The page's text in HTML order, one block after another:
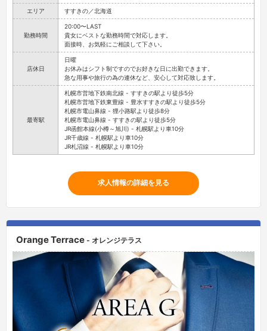
エリア すすきの／北海道
勤務時間
20:00〜LAST
貴女にベストな勤務時間で対応します。
面接時、お気軽にご相談して下さい。
店休日
日曜
お休みはシフト制ですのでお好きな日に出勤できます。
急な用事や旅行の為の連休など、安心して対応致します。
最寄駅
札幌市営地下鉄南北線 - すすきの駅より徒歩5分
札幌市営地下鉄東豊線 - 豊水すすきの駅より徒歩5分
札幌市電山鼻線 - 狸小路駅より徒歩8分
札幌市電山鼻線 - すすきの駅より徒歩5分
JR函館本線(小樽～旭川) - 札幌駅より車10分
JR千歳線 - 札幌駅より車10分
JR札沼線 - 札幌駅より車10分
求人情報の詳細を見る
Orange Terrace - オレンジテラス